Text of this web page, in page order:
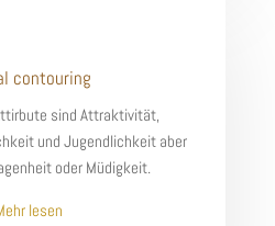
contouring
sind Attraktivität,
und Jugendlichkeit aber
oder Müdigkeit.
lesen